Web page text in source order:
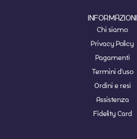
INFORMAZIONI
Chi siamo
Privacy Policy
Pagamenti
Termini d'uso
Ordini e resi
Assistenza
Fidelity Card